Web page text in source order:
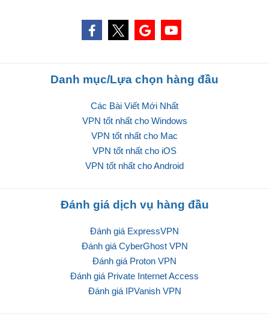
Danh mục/Lựa chọn hàng đầu
Các Bài Viết Mới Nhất
VPN tốt nhất cho Windows
VPN tốt nhất cho Mac
VPN tốt nhất cho iOS
VPN tốt nhất cho Android
Đánh giá dịch vụ hàng đầu
Đánh giá ExpressVPN
Đánh giá CyberGhost VPN
Đánh giá Proton VPN
Đánh giá Private Internet Access
Đánh giá IPVanish VPN